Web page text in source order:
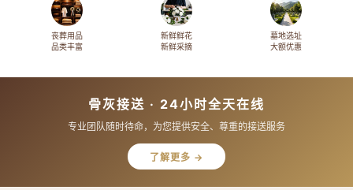
丧葬用品
品类丰富
新鲜鲜花
新鲜采摘
墓地选址
大额优惠
骨灰接送 · 24小时全天在线
专业团队随时待命，为您提供安全、尊重的接送服务
了解更多 →